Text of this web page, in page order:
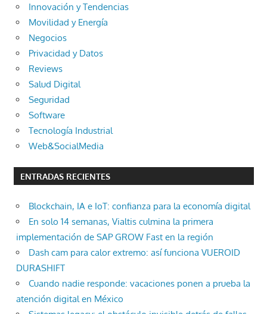
Innovación y Tendencias
Movilidad y Energía
Negocios
Privacidad y Datos
Reviews
Salud Digital
Seguridad
Software
Tecnología Industrial
Web&SocialMedia
ENTRADAS RECIENTES
Blockchain, IA e IoT: confianza para la economía digital
En solo 14 semanas, Vialtis culmina la primera
implementación de SAP GROW Fast en la región
Dash cam para calor extremo: así funciona VUEROID
DURASHIFT
Cuando nadie responde: vacaciones ponen a prueba la
atención digital en México